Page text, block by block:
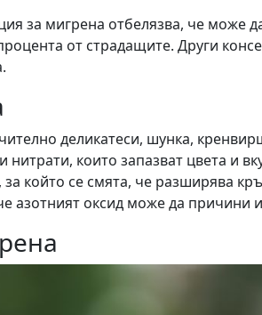
за мигрена отбелязва, че може
от страдащите. Други
деликатеси, шунка,
нитрати, които запазват цвета и
за който се смята, че разширява
азотният оксид може да причини